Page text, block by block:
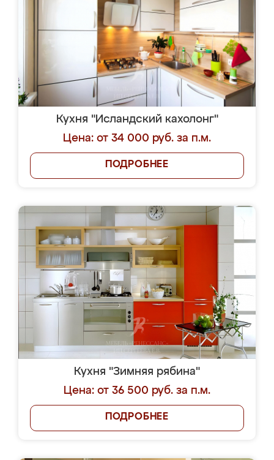
Кухня "Исландский кахолонг"
Цена: от 34 000 руб. за п.м.
ПОДРОБНЕЕ
Кухня "Зимняя рябина"
Цена: от 36 500 руб. за п.м.
ПОДРОБНЕЕ